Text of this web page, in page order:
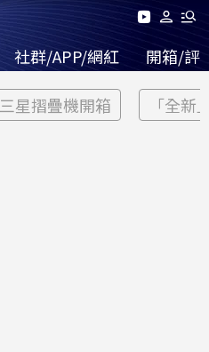
社群/APP/網紅 開箱/評
三星摺疊機開箱 「全新